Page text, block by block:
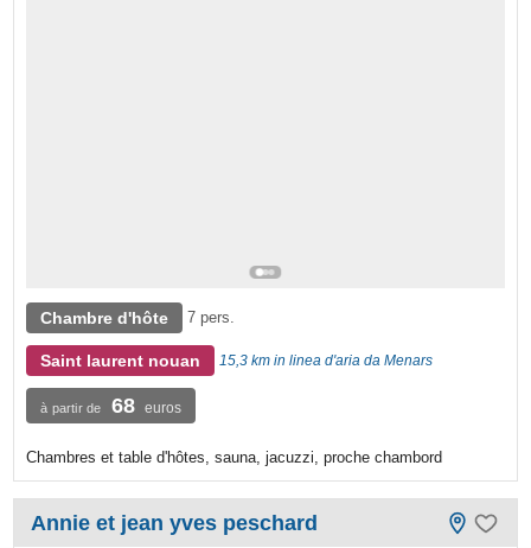
Chambre d'hôte 7 pers.
Saint laurent nouan 15,3 km in linea d'aria da Menars
à partir de 68 euros
Chambres et table d'hôtes, sauna, jacuzzi, proche chambord
Annie et jean yves peschard